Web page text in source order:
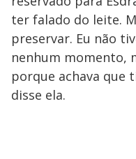
ter falado do leite.
preservar. Eu não
nenhum momento,
porque achava que
disse ela.